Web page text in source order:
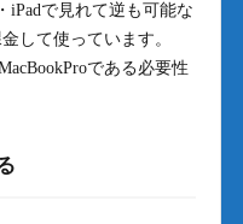
iPadで見れて逆も可能な
して使っています。
である必要性